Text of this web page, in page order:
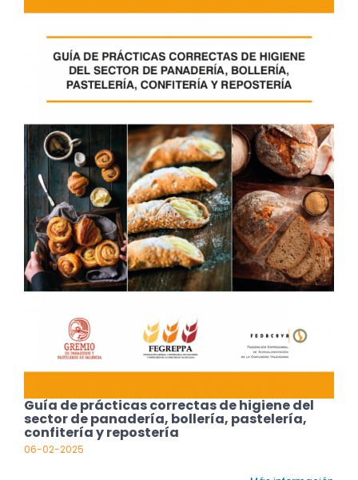
Guía de prácticas correctas de higiene del
sector de panadería, bollería, pastelería,
confitería y repostería
06-02-2025